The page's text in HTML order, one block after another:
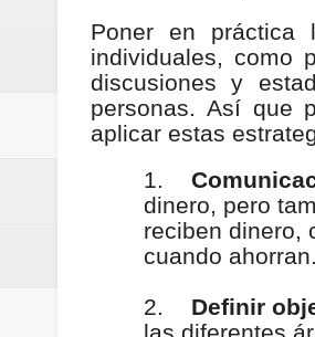
Poner en práctica
individuales, como
discusiones y
personas. Así que
aplicar estas
1.
dinero, pero
reciben dinero,
cuando ahorran.
2.
Definir